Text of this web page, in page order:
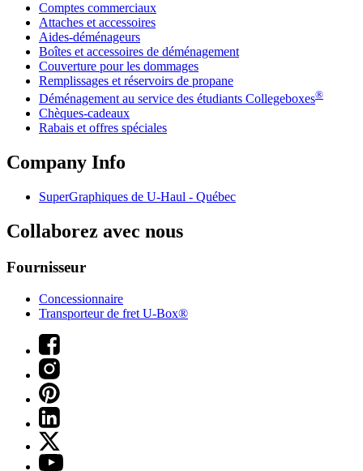
Comptes commerciaux
Attaches et accessoires
Aides-déménageurs
Boîtes et accessoires de déménagement
Couverture pour les dommages
Remplissages et réservoirs de propane
Déménagement au service des étudiants Collegeboxes®
Chèques-cadeaux
Rabais et offres spéciales
Company Info
SuperGraphiques de U-Haul - Québec
Collaborez avec nous
Fournisseur
Concessionnaire
Transporteur de fret U-Box®